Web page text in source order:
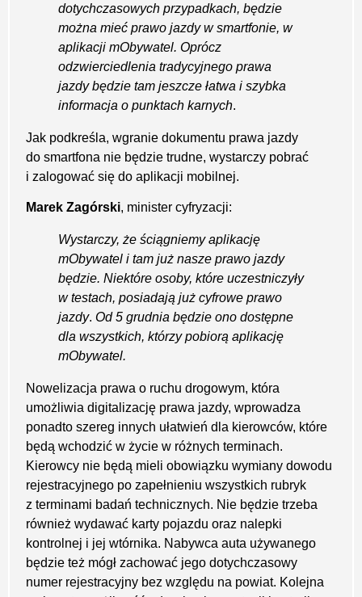
dotychczasowych przypadkach, będzie
można mieć prawo jazdy w smartfonie, w
aplikacji mObywatel. Oprócz
odzwierciedlenia tradycyjnego prawa
jazdy będzie tam jeszcze łatwa i szybka
informacja o punktach karnych.
Jak podkreśla, wgranie dokumentu prawa jazdy
do smartfona nie będzie trudne, wystarczy pobrać
i zalogować się do aplikacji mobilnej.
Marek Zagórski, minister cyfryzacji:
Wystarczy, że ściągniemy aplikację
mObywatel i tam już nasze prawo jazdy
będzie. Niektóre osoby, które uczestniczyły
w testach, posiadają już cyfrowe prawo
jazdy. Od 5 grudnia będzie ono dostępne
dla wszystkich, którzy pobiorą aplikację
mObywatel.
Nowelizacja prawa o ruchu drogowym, która
umożliwia digitalizację prawa jazdy, wprowadza
ponadto szereg innych ułatwień dla kierowców, które
będą wchodzić w życie w różnych terminach.
Kierowcy nie będą mieli obowiązku wymiany dowodu
rejestracyjnego po zapełnieniu wszystkich rubryk
z terminami badań technicznych. Nie będzie trzeba
również wydawać karty pojazdu oraz nalepki
kontrolnej i jej wtórnika. Nabywca auta używanego
będzie też mógł zachować jego dotychczasowy
numer rejestracyjny bez względu na powiat. Kolejna